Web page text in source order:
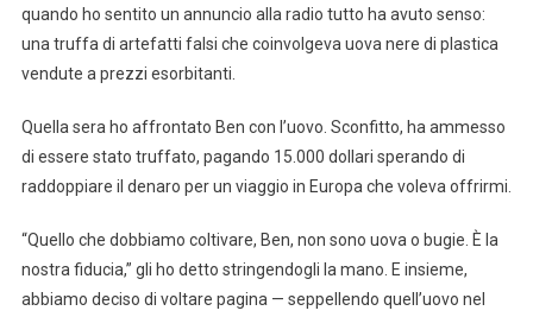
quando ho sentito un annuncio alla radio tutto ha avuto senso:
una truffa di artefatti falsi che coinvolgeva uova nere di plastica
vendute a prezzi esorbitanti.
Quella sera ho affrontato Ben con l’uovo. Sconfitto, ha ammesso
di essere stato truffato, pagando 15.000 dollari sperando di
raddoppiare il denaro per un viaggio in Europa che voleva offrirmi.
“Quello che dobbiamo coltivare, Ben, non sono uova o bugie. È la
nostra fiducia,” gli ho detto stringendogli la mano. E insieme,
abbiamo deciso di voltare pagina — seppellendo quell’uovo nel